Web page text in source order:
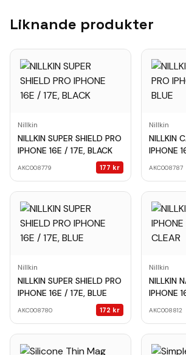
Liknande produkter
Nillkin
NILLKIN SUPER SHIELD PRO
IPHONE 16E / 17E, BLACK
AKC008779 177 kr
Nillkin
NILLKIN
IPHONE
AKC008787
Nillkin
NILLKIN SUPER SHIELD PRO
IPHONE 16E / 17E, BLUE
AKC008780 172 kr
Nillkin
NILLKIN
IPHONE
AKC008812